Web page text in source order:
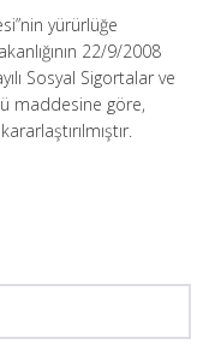
yürürlüğe
22/9/2008
Sosyal Sigortalar ve
maddesine göre,